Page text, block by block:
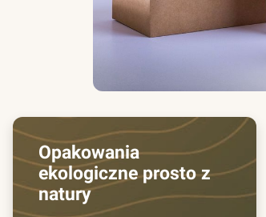
Opakowania
ekologiczne prosto z
natury